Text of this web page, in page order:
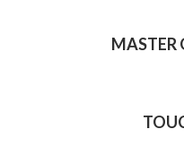
MASTER